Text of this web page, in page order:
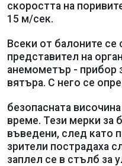
скоростта на
15 м/сек.
Всеки от балоните
представител на
анемометър - прибор
вятъра. С него се
безопасната
време. Тези мерки за
въведени, след като
зрители пострадаха
заплел се в стълб за